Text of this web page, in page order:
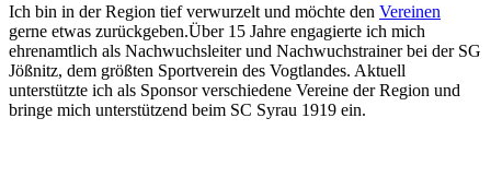
Ich bin in der Region tief verwurzelt und möchte den Vereinen
gerne etwas zurückgeben.Über 15 Jahre engagierte ich mich
ehrenamtlich als Nachwuchsleiter und Nachwuchstrainer bei der SG
Jößnitz, dem größten Sportverein des Vogtlandes. Aktuell
unterstützte ich als Sponsor verschiedene Vereine der Region und
bringe mich unterstützend beim SC Syrau 1919 ein.